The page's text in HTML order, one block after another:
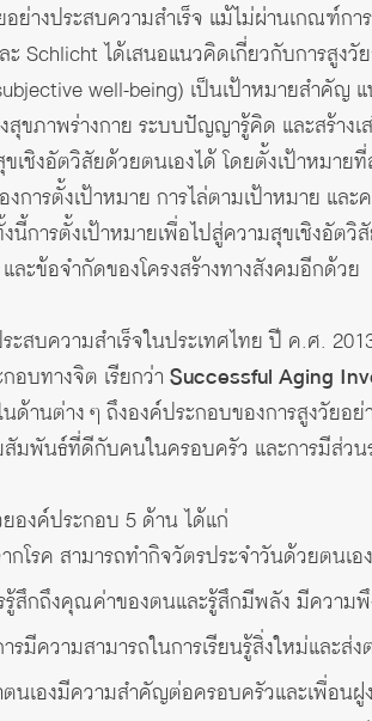
อย่างประสบความสำเร็จ แม้ไม่ผ่านเกณฑ์
Schlicht ได้เสนอแนวคิดเกี่ยวกับการสูง
well-being) เป็นเป้าหมายสำคั
สุขภาพร่างกาย ระบบปัญญารู้คิด และสร้าง
เชิงอัตวิสัยด้วยตนเองได้ โดยตั้งเป้าหม
ารตั้งเป้าหมาย การไล่ตามเป้าหมาย แล
การตั้งเป้าหมายเพื่อไปสู่ความสุขเชิงอัต
ละข้อจำกัดของโครงสร้างทางสังคมอีกด้วย
ระสบความสำเร็จในประเทศไทย ปี ค.ศ.
อบทางจิต เรียกว่า Successful Aging
ด้านต่าง ๆ ถึงองค์ประกอบของการสูงวัย
มพันธ์ที่ดีกับคนในครอบครัว และการมีส่ว
องค์ประกอบ 5 ด้าน ได้แก่
กโรค สามารถทำกิจวัตรประจำวันด้วยตนเอ
รู้สึกถึงคุณค่าของตนและรู้สึกมีพลัง มีความ
รมีความสามารถในการเรียนรู้สิ่งใหม่และส่
นเองมีความสำคัญต่อครอบครัวและเพื่อน